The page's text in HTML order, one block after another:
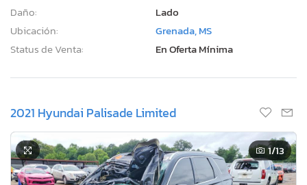
Daño:
Lado
Ubicación:
Grenada, MS
Status de Venta:
En Oferta Mínima
2021 Hyundai Palisade Limited
1/13